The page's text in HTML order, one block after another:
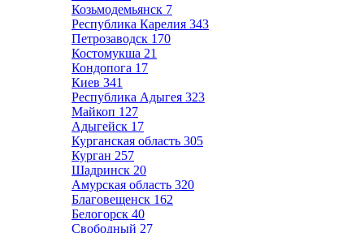
Козьмодемьянск 7
Республика Карелия 343
Петрозаводск 170
Костомукша 21
Кондопога 17
Киев 341
Республика Адыгея 323
Майкоп 127
Адыгейск 17
Курганская область 305
Курган 257
Шадринск 20
Амурская область 320
Благовещенск 162
Белогорск 40
Свободный 27